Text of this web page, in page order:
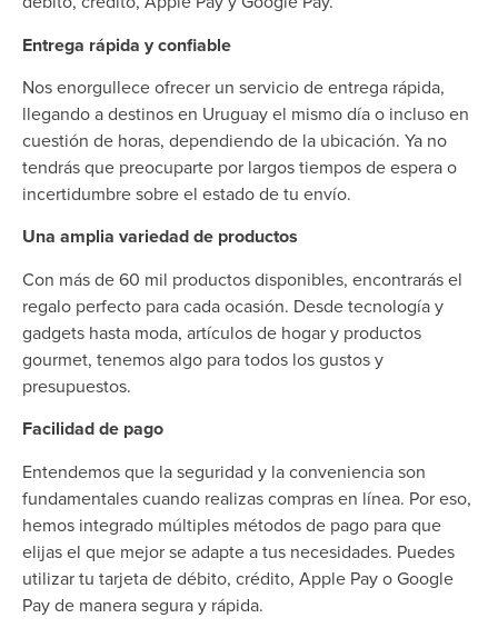
Entrega rápida y confiable
Nos enorgullece ofrecer un servicio de entrega rápida,
llegando a destinos en Uruguay el mismo día o incluso en
cuestión de horas, dependiendo de la ubicación. Ya no
tendrás que preocuparte por largos tiempos de espera o
incertidumbre sobre el estado de tu envío.
Una amplia variedad de productos
Con más de 60 mil productos disponibles, encontrarás el
regalo perfecto para cada ocasión. Desde tecnología y
gadgets hasta moda, artículos de hogar y productos
gourmet, tenemos algo para todos los gustos y
presupuestos.
Facilidad de pago
Entendemos que la seguridad y la conveniencia son
fundamentales cuando realizas compras en línea. Por eso,
hemos integrado múltiples métodos de pago para que
elijas el que mejor se adapte a tus necesidades. Puedes
utilizar tu tarjeta de débito, crédito, Apple Pay o Google
Pay de manera segura y rápida.